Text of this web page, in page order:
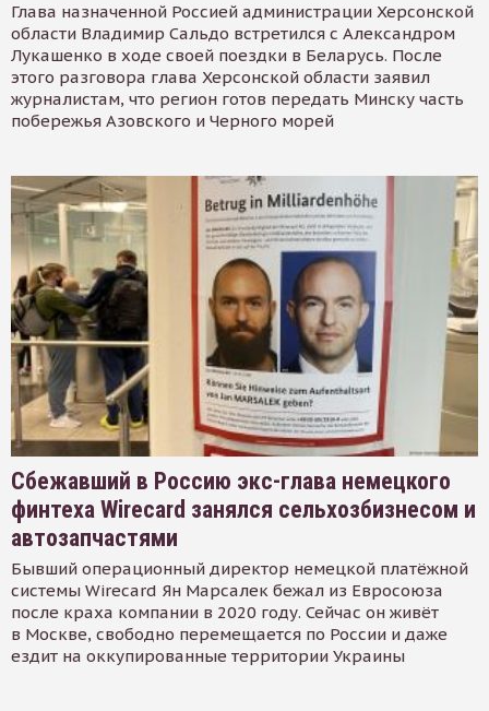
Глава назначенной Россией администрации Херсонской
области Владимир Сальдо встретился с Александром
Лукашенко в ходе своей поездки в Беларусь. После
этого разговора глава Херсонской области заявил
журналистам, что регион готов передать Минску часть
побережья Азовского и Черного морей
Сбежавший в Россию экс-глава немецкого
финтеха Wirecard занялся сельхозбизнесом и
автозапчастями
Бывший операционный директор немецкой платёжной
системы Wirecard Ян Марсалек бежал из Евросоюза
после краха компании в 2020 году. Сейчас он живёт
в Москве, свободно перемещается по России и даже
ездит на оккупированные территории Украины